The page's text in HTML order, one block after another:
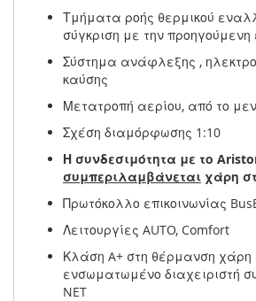
Τμήματα ροής θερμικού
σύγκριση με την προηγούμενη
Σύστημα ανάφλεξης ,
καύσης
Μετατροπή αερίου, από το
Σχέση διαμόρφωσης 1:10
Η συνδεσιμότητα με το
συμπεριλαμβάνεται χάρη
Πρωτόκολλο επικοινωνίας
Λειτουργίες AUTO, Comfort
Κλάση A+ στη θέρμανση χάρη
ενσωματωμένο διαχειριστή
NET